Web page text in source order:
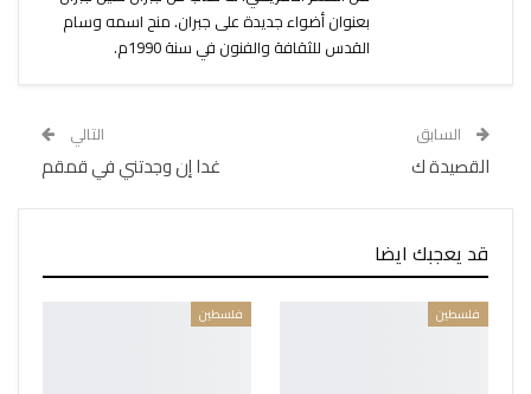
بعنوان أضواء جديدة على جبران. منح اسمه وسام
القدس للثقافة والفنون في سنة 1990م.
السابق
القصيدة ك
التالي
غدا إن وجدتني في قمقم
قد يعجبك ايضا
فلسطين فلسطين